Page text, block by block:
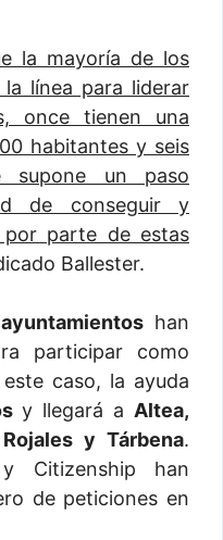
la mayoría de los
línea para liderar
once tienen una
habitantes y seis
supone un paso
de conseguir y
por parte de estas
Ballester.
han
participar como
caso, la ayuda
y llegará a Altea,
y Tárbena.
Citizenship han
de peticiones en